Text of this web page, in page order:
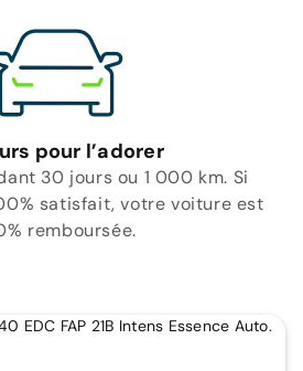
pour l’adorer
30 jours ou 1 000 km. Si
satisfait, votre voiture est
remboursée.